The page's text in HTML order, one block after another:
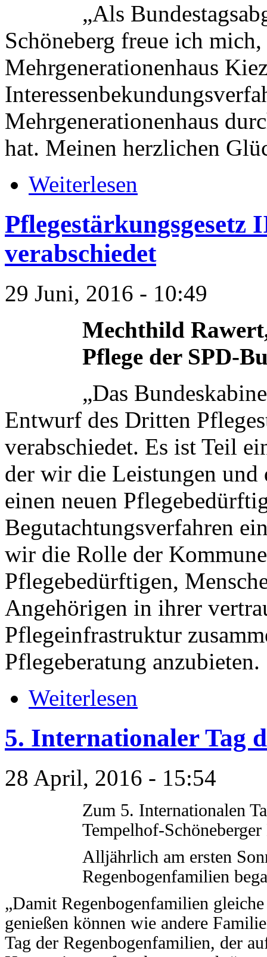
„Als
Schöneberg freue ich mich,
Mehrgenerationenhaus
Mehrgenerationenhaus
hat. Meinen herzlichen
Weiterlesen
verabschiedet
29 Juni, 2016 - 10:49
Mechthild
Pflege der SPD-
„Das
Entwurf des Dritten
verabschiedet. Es ist Teil
der wir die Leistungen und
einen neuen
Begutachtungsverfahren
wir die Rolle der
Pflegebedürftigen,
Angehörigen in ihrer
Pflegeinfrastruktur
Pflegeberatung anzubieten.
Weiterlesen
5. Internationaler Tag
28 April, 2016 - 15:54
Zum 5. Internationalen
Tempelhof-
Alljährlich am ersten
Regenbogenfamilien
„Damit Regenbogenfamilien
genießen können wie andere
Tag der Regenbogenfamilien, der